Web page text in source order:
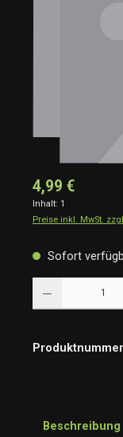
4,99 €
Inhalt: 1
Preise inkl. MwSt.
Sofort
Beschreibung